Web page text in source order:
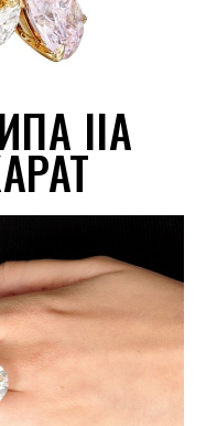
IIA